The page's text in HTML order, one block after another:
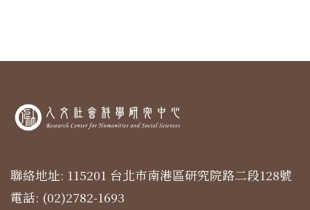
聯絡地址: 115201 台北市南港區研究院路二段128號
電話: (02)2782-1693